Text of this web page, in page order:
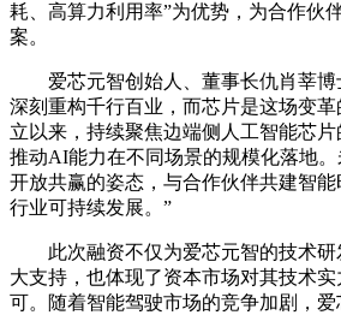
耗、高算力利用率”为优势，为合作伙
案。
爱芯元智创始人、董事长仇肖莘博
深刻重构千行百业，而芯片是这场变革
立以来，持续聚焦边端侧人工智能芯
推动AI能力在不同场景的规模化落地
开放共赢的姿态，与合作伙伴共建智
行业可持续发展。”
此次融资不仅为爱芯元智的技术研
大支持，也体现了资本市场对其技术
可。随着智能驾驶市场的竞争加剧，